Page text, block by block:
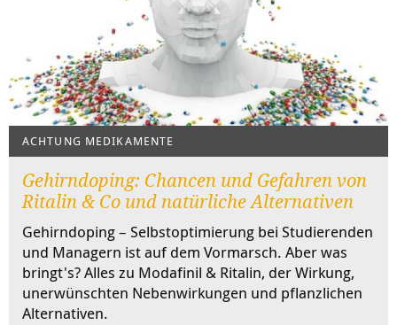
ACHTUNG MEDIKAMENTE
Gehirndoping: Chancen und Gefahren von
Ritalin & Co und natürliche Alternativen
Gehirndoping – Selbstoptimierung bei Studierenden
und Managern ist auf dem Vormarsch. Aber was
bringt's? Alles zu Modafinil & Ritalin, der Wirkung,
unerwünschten Nebenwirkungen und pflanzlichen
Alternativen.